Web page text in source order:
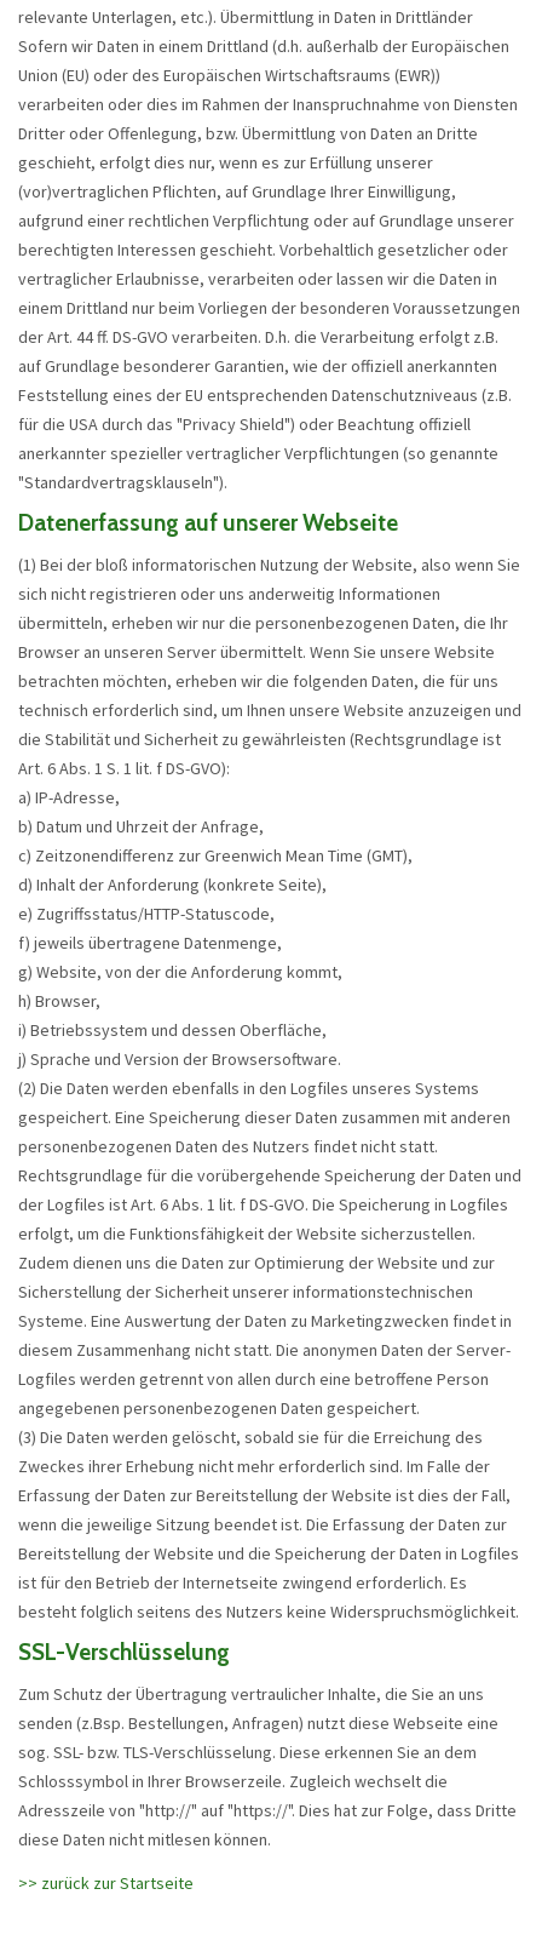
relevante Unterlagen, etc.). Übermittlung in Daten in Drittländer
Sofern wir Daten in einem Drittland (d.h. außerhalb der Europäischen
Union (EU) oder des Europäischen Wirtschaftsraums (EWR))
verarbeiten oder dies im Rahmen der Inanspruchnahme von Diensten
Dritter oder Offenlegung, bzw. Übermittlung von Daten an Dritte
geschieht, erfolgt dies nur, wenn es zur Erfüllung unserer
(vor)vertraglichen Pflichten, auf Grundlage Ihrer Einwilligung,
aufgrund einer rechtlichen Verpflichtung oder auf Grundlage unserer
berechtigten Interessen geschieht. Vorbehaltlich gesetzlicher oder
vertraglicher Erlaubnisse, verarbeiten oder lassen wir die Daten in
einem Drittland nur beim Vorliegen der besonderen Voraussetzungen
der Art. 44 ff. DS-GVO verarbeiten. D.h. die Verarbeitung erfolgt z.B.
auf Grundlage besonderer Garantien, wie der offiziell anerkannten
Feststellung eines der EU entsprechenden Datenschutzniveaus (z.B.
für die USA durch das "Privacy Shield") oder Beachtung offiziell
anerkannter spezieller vertraglicher Verpflichtungen (so genannte
"Standardvertragsklauseln").
Datenerfassung auf unserer Webseite
(1) Bei der bloß informatorischen Nutzung der Website, also wenn Sie
sich nicht registrieren oder uns anderweitig Informationen
übermitteln, erheben wir nur die personenbezogenen Daten, die Ihr
Browser an unseren Server übermittelt. Wenn Sie unsere Website
betrachten möchten, erheben wir die folgenden Daten, die für uns
technisch erforderlich sind, um Ihnen unsere Website anzuzeigen und
die Stabilität und Sicherheit zu gewährleisten (Rechtsgrundlage ist
Art. 6 Abs. 1 S. 1 lit. f DS-GVO):
a) IP-Adresse,
b) Datum und Uhrzeit der Anfrage,
c) Zeitzonendifferenz zur Greenwich Mean Time (GMT),
d) Inhalt der Anforderung (konkrete Seite),
e) Zugriffsstatus/HTTP-Statuscode,
f) jeweils übertragene Datenmenge,
g) Website, von der die Anforderung kommt,
h) Browser,
i) Betriebssystem und dessen Oberfläche,
j) Sprache und Version der Browsersoftware.
(2) Die Daten werden ebenfalls in den Logfiles unseres Systems
gespeichert. Eine Speicherung dieser Daten zusammen mit anderen
personenbezogenen Daten des Nutzers findet nicht statt.
Rechtsgrundlage für die vorübergehende Speicherung der Daten und
der Logfiles ist Art. 6 Abs. 1 lit. f DS-GVO. Die Speicherung in Logfiles
erfolgt, um die Funktionsfähigkeit der Website sicherzustellen.
Zudem dienen uns die Daten zur Optimierung der Website und zur
Sicherstellung der Sicherheit unserer informationstechnischen
Systeme. Eine Auswertung der Daten zu Marketingzwecken findet in
diesem Zusammenhang nicht statt. Die anonymen Daten der Server-
Logfiles werden getrennt von allen durch eine betroffene Person
angegebenen personenbezogenen Daten gespeichert.
(3) Die Daten werden gelöscht, sobald sie für die Erreichung des
Zweckes ihrer Erhebung nicht mehr erforderlich sind. Im Falle der
Erfassung der Daten zur Bereitstellung der Website ist dies der Fall,
wenn die jeweilige Sitzung beendet ist. Die Erfassung der Daten zur
Bereitstellung der Website und die Speicherung der Daten in Logfiles
ist für den Betrieb der Internetseite zwingend erforderlich. Es
besteht folglich seitens des Nutzers keine Widerspruchsmöglichkeit.
SSL-Verschlüsselung
Zum Schutz der Übertragung vertraulicher Inhalte, die Sie an uns
senden (z.Bsp. Bestellungen, Anfragen) nutzt diese Webseite eine
sog. SSL- bzw. TLS-Verschlüsselung. Diese erkennen Sie an dem
Schlosssymbol in Ihrer Browserzeile. Zugleich wechselt die
Adresszeile von "http://" auf "https://". Dies hat zur Folge, dass Dritte
diese Daten nicht mitlesen können.
>> zurück zur Startseite